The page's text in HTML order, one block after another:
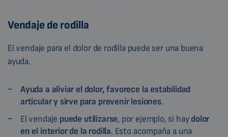
Vendaje de rodilla
El vendaje para el dolor de rodilla puede ser una buena
ayuda.
Ayuda a aliviar el dolor, favorece la estabilidad
articular y sirve para prevenir lesiones.
El vendaje puede utilizarse, por ejemplo, si haydolor
en el interior de la rodilla. Esto acompaña a una